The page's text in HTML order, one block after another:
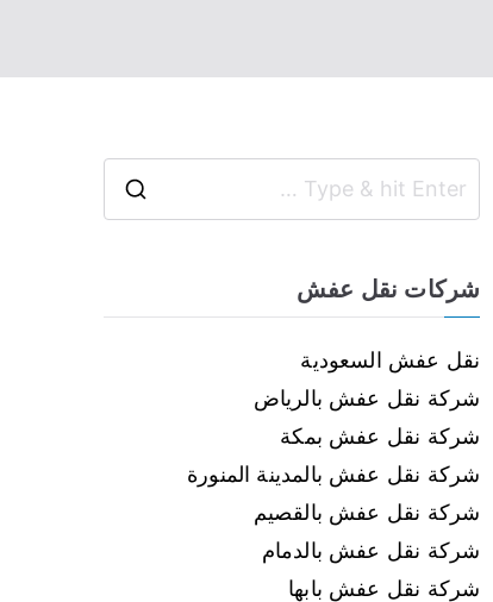
شركات نقل عفش
نقل عفش السعودية
شركة نقل عفش بالرياض
شركة نقل عفش بمكة
شركة نقل عفش بالمدينة المنورة
شركة نقل عفش بالقصيم
شركة نقل عفش بالدمام
شركة نقل عفش بابها